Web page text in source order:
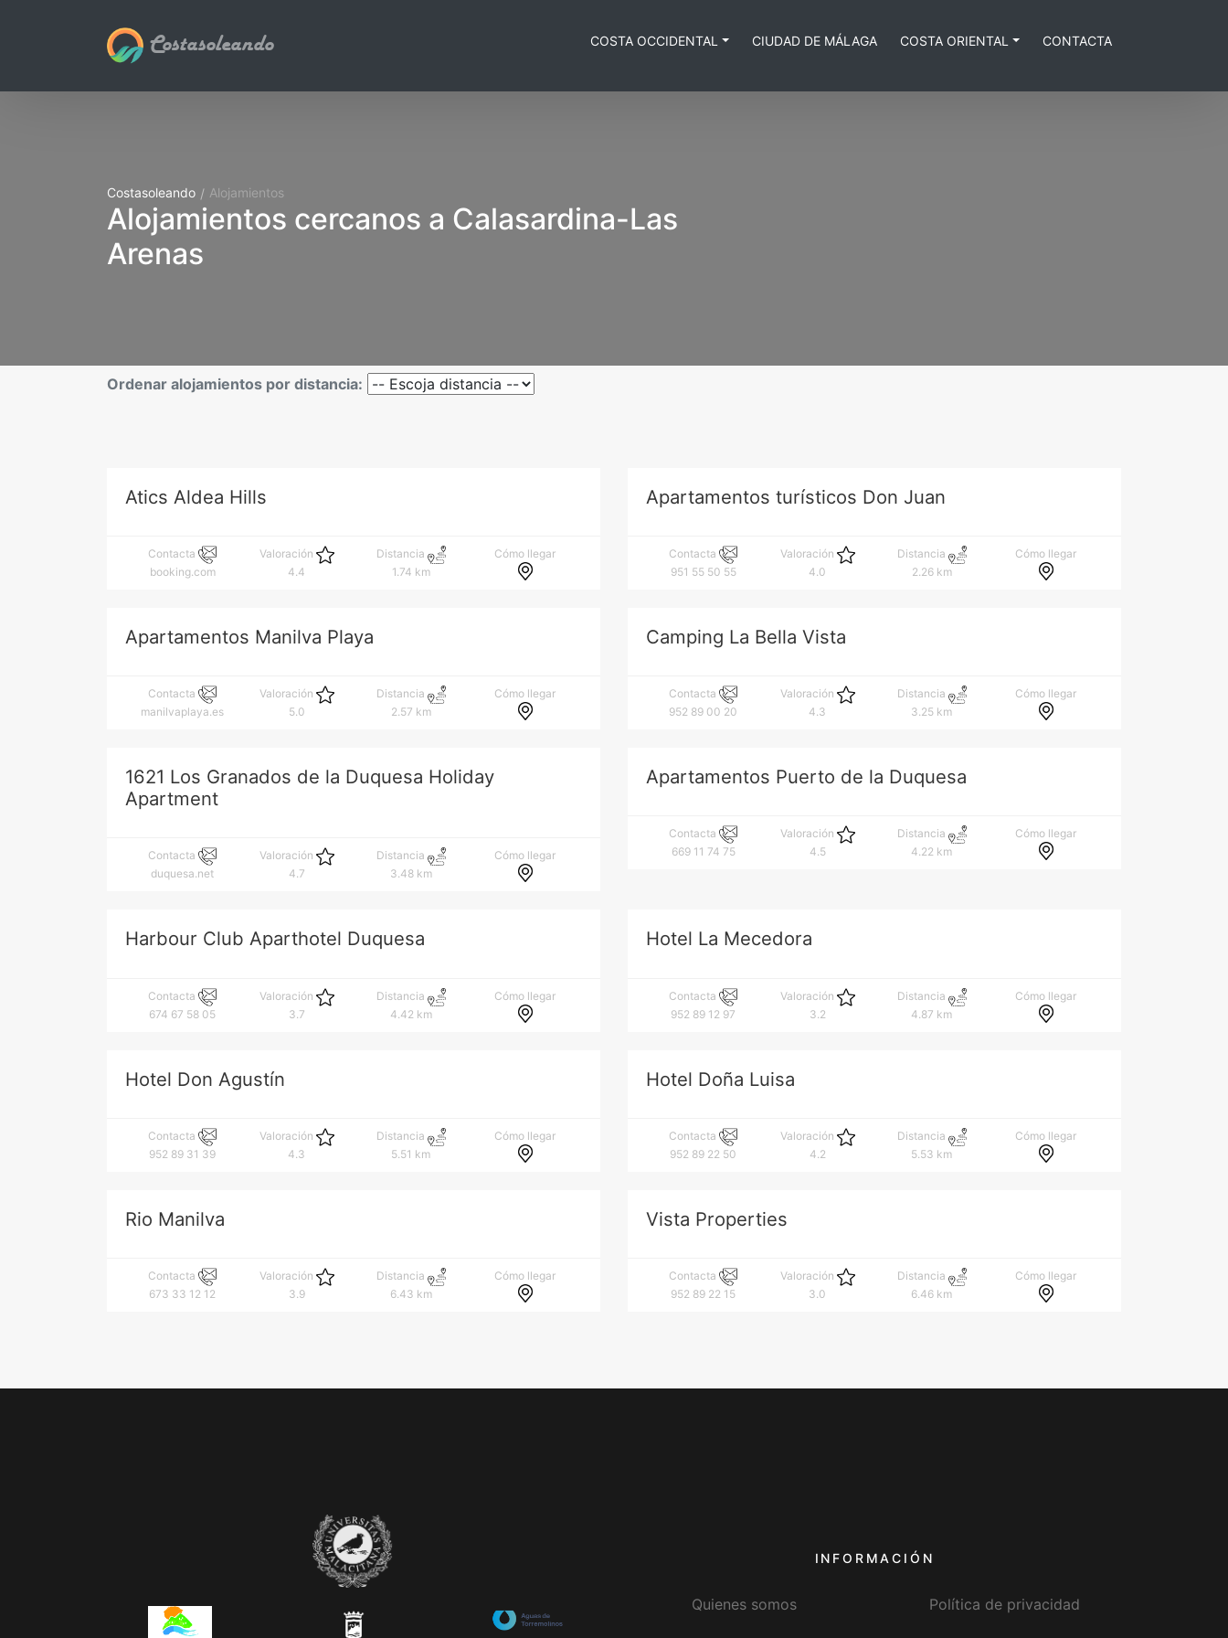
Costasoleando COSTA OCCIDENTAL CIUDAD DE MÁLAGA COSTA ORIENTAL CONTACTA
Costasoleando Alojamientos
Alojamientos cercanos a Calasardina-Las
Arenas
Ordenar alojamientos por distancia:
Atics Aldea Hills
Contacta
booking.com
Valoración
4.4
Distancia
1.74 km
Cómo llegar
Apartamentos turísticos Don Juan
Contacta
951 55 50 55
Valoración
4.0
Distancia
2.26 km
Cómo llegar
Apartamentos Manilva Playa
Contacta
manilvaplaya.es
Valoración
5.0
Distancia
2.57 km
Cómo llegar
Camping La Bella Vista
Contacta
952 89 00 20
Valoración
4.3
Distancia
3.25 km
Cómo llegar
1621 Los Granados de la Duquesa Holiday
Apartment
Contacta
duquesa.net
Valoración
4.7
Distancia
3.48 km
Cómo llegar
Apartamentos Puerto de la Duquesa
Contacta
669 11 74 75
Valoración
4.5
Distancia
4.22 km
Cómo llegar
Harbour Club Aparthotel Duquesa
Contacta
674 67 58 05
Valoración
3.7
Distancia
4.42 km
Cómo llegar
Hotel La Mecedora
Contacta
952 89 12 97
Valoración
3.2
Distancia
4.87 km
Cómo llegar
Hotel Don Agustín
Contacta
952 89 31 39
Valoración
4.3
Distancia
5.51 km
Cómo llegar
Hotel Doña Luisa
Contacta
952 89 22 50
Valoración
4.2
Distancia
5.53 km
Cómo llegar
Rio Manilva
Contacta
673 33 12 12
Valoración
3.9
Distancia
6.43 km
Cómo llegar
Vista Properties
Contacta
952 89 22 15
Valoración
3.0
Distancia
6.46 km
Cómo llegar
INFORMACIÓN
Quienes somos Política de privacidad